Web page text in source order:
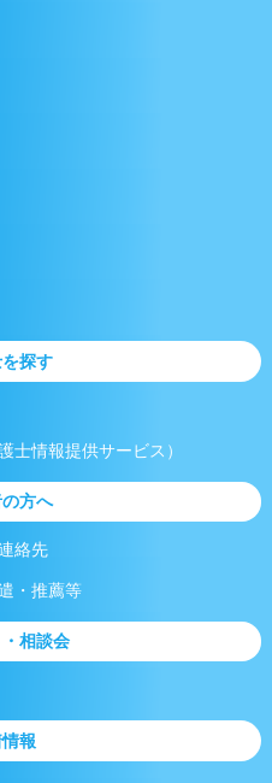
探す
士情報提供サービス）
方へ
絡先
・推薦等
相談会
報